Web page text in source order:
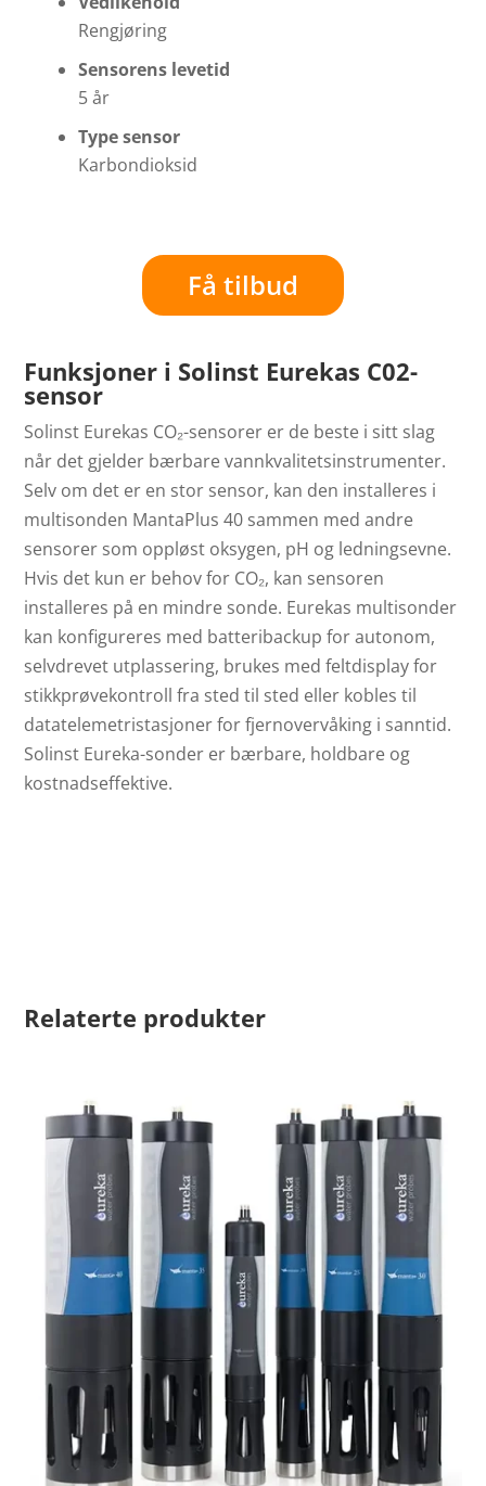
Rengjøring
Sensorens levetid
5 år
Type sensor
Karbondioksid
Få tilbud
Funksjoner i Solinst Eurekas C02-
sensor
Solinst Eurekas CO₂-sensorer er de beste i sitt slag
når det gjelder bærbare vannkvalitetsinstrumenter.
Selv om det er en stor sensor, kan den installeres i
multisonden MantaPlus 40 sammen med andre
sensorer som oppløst oksygen, pH og ledningsevne.
Hvis det kun er behov for CO₂, kan sensoren
installeres på en mindre sonde. Eurekas multisonder
kan konfigureres med batteribackup for autonom,
selvdrevet utplassering, brukes med feltdisplay for
stikkprøvekontroll fra sted til sted eller kobles til
datatelemetristasjoner for fjernovervåking i sanntid.
Solinst Eureka-sonder er bærbare, holdbare og
kostnadseffektive.
Relaterte produkter